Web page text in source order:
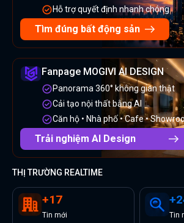
Hỗ trợ quyết định nhanh chóng
Tìm đúng bất động sản
Fanpage MOGIVI AI DESIGN
Panorama 360° không gian thật
Cải tạo nội thất bằng AI
Căn hộ • Nhà phố • Cafe •
Trải nghiệm AI Design
THỊ TRƯỜNG REALTIME
+17
Tin mới
+
Tin